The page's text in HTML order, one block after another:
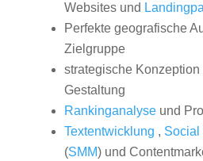
Websites und
Perfekte geografische
Zielgruppe
strategische
Gestaltung
Rankinganalyseund
Textentwicklung , Social
(SMM) und